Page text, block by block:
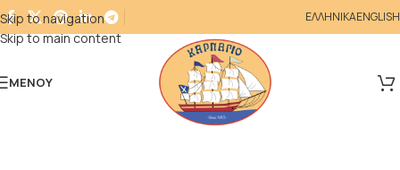
Skip to navigation
Skip to main content
ΕΛΛΗΝΙΚΑENGLISH
ΜΕΝΟΎ